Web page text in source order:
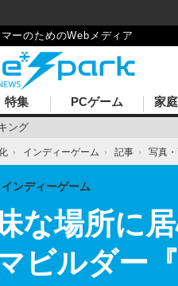
ーのためのWebメディア
ング
特集 PCゲーム 家
› インディーゲーム › 記事 › 写真
な場所に
ビルダー
インディーゲーム